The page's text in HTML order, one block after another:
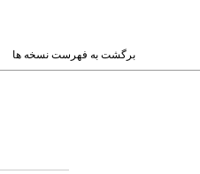
برگشت به فهرست نسخه ها